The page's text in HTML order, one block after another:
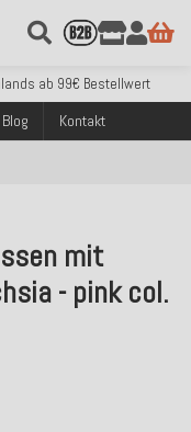
ab 99€ Bestellwert
Bestellungen
ab 99€ Bestellwert
Bestellungen
& Amazon Pay
ab 99€ Bestellwert
Kontakt
mit
- pink col.